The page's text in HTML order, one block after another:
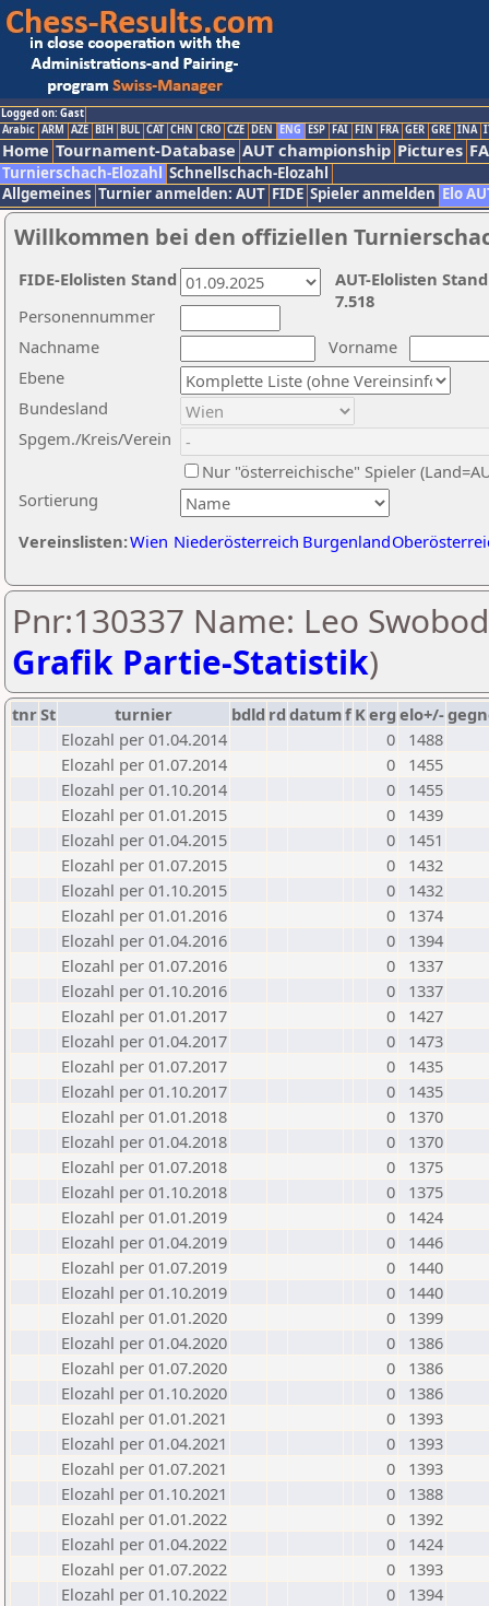
Logged on: Gast
Arabic ARM AZE BIH BUL CAT CHN CRO CZE DEN ENG ESP FAI FIN FRA GER GRE INA
Home Tournament-Database AUT championship Pictures
Turnierschach-Elozahl Schnellschach-Elozahl
Allgemeines Turnier anmelden: AUT FIDE Spieler anmelden Elo
Willkommen bei den offiziellen
Nachname
Vorname
Ebene
Sortierung
Personennummer
Bundesland
Spgem./Kreis/Verein
Nur "österreichische" Spieler
Vereinslisten:Wien Niederösterreich Burgenland
AUT-Elolisten
7.518
FIDE-Elolisten Stand
Pnr:130337 Name: Leo
Grafik Partie-Statistik)
tnrSt turnier bdld rd datumf Kerg elo+/-
Elozahl per 01.04.2014
0
1488
Elozahl per 01.07.2014
0
1455
Elozahl per 01.10.2014
0
1455
Elozahl per 01.01.2015
0
1439
Elozahl per 01.04.2015
0
1451
Elozahl per 01.07.2015
0
1432
Elozahl per 01.10.2015
0
1432
Elozahl per 01.01.2016
0
1374
Elozahl per 01.04.2016
0
1394
Elozahl per 01.07.2016
0
1337
Elozahl per 01.10.2016
0
1337
Elozahl per 01.01.2017
0
1427
Elozahl per 01.04.2017
0
1473
Elozahl per 01.07.2017
0
1435
Elozahl per 01.10.2017
0
1435
Elozahl per 01.01.2018
0
1370
Elozahl per 01.04.2018
0
1370
Elozahl per 01.07.2018
0
1375
Elozahl per 01.10.2018
0
1375
Elozahl per 01.01.2019
0
1424
Elozahl per 01.04.2019
0
1446
Elozahl per 01.07.2019
0
1440
Elozahl per 01.10.2019
0
1440
Elozahl per 01.01.2020
0
1399
Elozahl per 01.04.2020
0
1386
Elozahl per 01.07.2020
0
1386
Elozahl per 01.10.2020
0
1386
Elozahl per 01.01.2021
0
1393
Elozahl per 01.04.2021
0
1393
Elozahl per 01.07.2021
0
1393
Elozahl per 01.10.2021
0
1388
Elozahl per 01.01.2022
0
1392
Elozahl per 01.04.2022
0
1424
Elozahl per 01.07.2022
0
1393
Elozahl per 01.10.2022
0
1394